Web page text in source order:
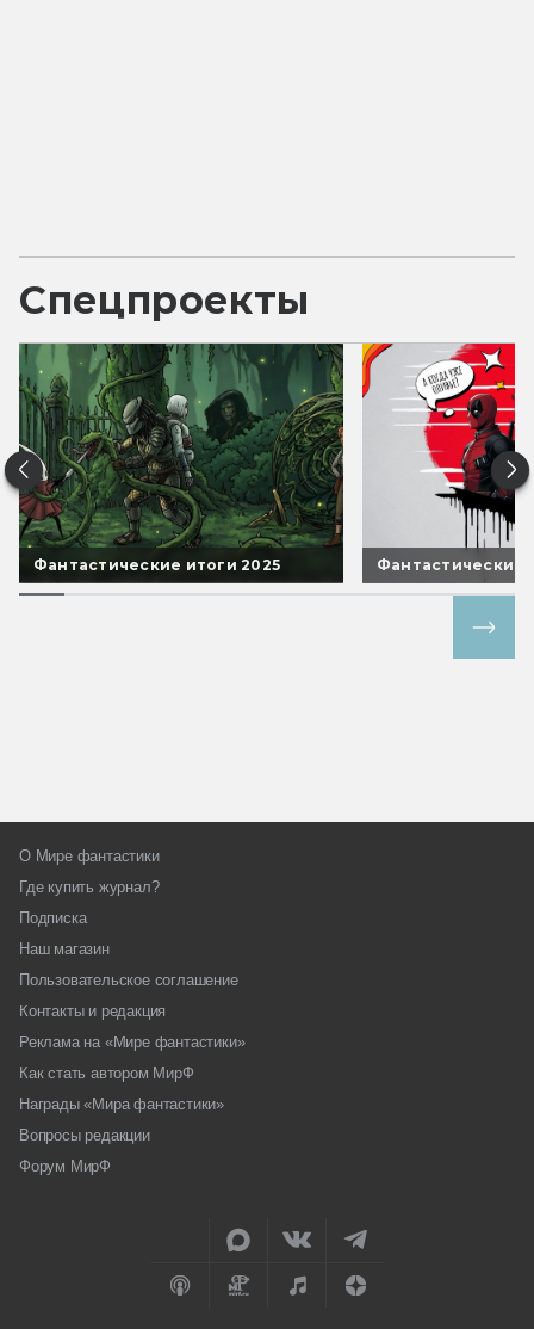
Спецпроекты
Фантастические итоги 2025 Фантастические
О Мире фантастики
Где купить журнал?
Подписка
Наш магазин
Пользовательское соглашение
Контакты и редакция
Реклама на «Мире фантастики»
Как стать автором МирФ
Награды «Мира фантастики»
Вопросы редакции
Форум МирФ